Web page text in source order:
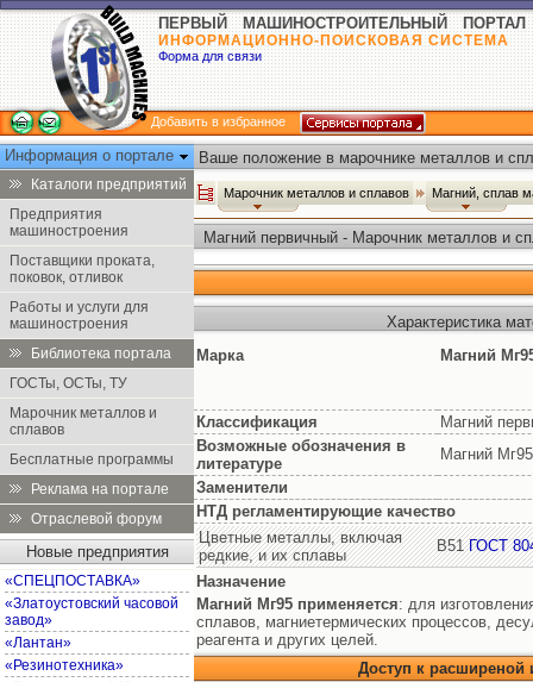
ПЕРВЫЙ МАШИНОСТРОИТЕЛЬНЫЙ ПОРТАЛ
ИНФОРМАЦИОННО-ПОИСКОВАЯ СИСТЕМА
Форма для связи
Добавить в избранное
Информация о портале
Каталоги предприятий
Предприятия
машиностроения
Поставщики проката,
поковок, отливок
Работы и услуги для
машиностроения
Библиотека портала
ГОСТы, ОСТы, ТУ
Марочник металлов и
сплавов
Бесплатные программы
Реклама на портале
Отраслевой форум
Новые предприятия
«СПЕЦПОСТАВКА»
«Златоустовский часовой
завод»
«Лантан»
«Резинотехника»
Ваше положение в марочнике металлов и
Марочник металлов и сплавов Магний, сплав
Магний первичный - Марочник металлов и
Характеристика
Марка
Магний
Классификация
Магний
Возможные обозначения в
литературе
Магний
Заменители
НТД регламентирующие качество
Цветные металлы, включая
редкие, и их сплавы
В51 ГОСТ
Назначение
Магний Мг95 применяется: для
сплавов, магниетермических процессов,
реагента и других целей.
Доступ к